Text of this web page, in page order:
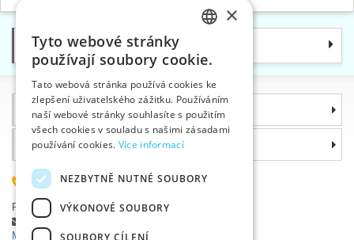
Kategorie
Informace
Proč si zvolit právě nás
585 051 217
Plzeňská 868, 783 91 Uničov, Česká republika
Položit dotaz
Máte problémy s přihlášením ?
ENGLISH
GERMAN
×
Tyto webové stránky
používají soubory cookie.
Tato webová stránka používá cookies ke
zlepšení uživatelského zážitku. Používáním
naší webové stránky souhlasíte s použitím
všech cookies v souladu s našimi zásadami
používání cookies. Více informací
NEZBYTNĚ NUTNÉ SOUBORY
VÝKONOVÉ SOUBORY
SOUBORY CÍLENÍ